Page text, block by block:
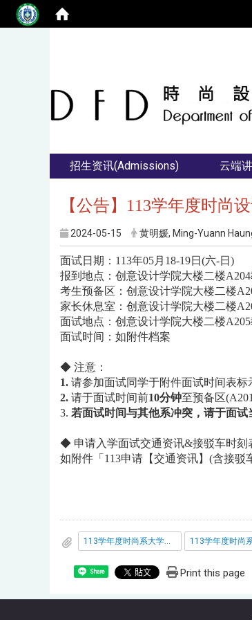
招生资讯(Admissions) 云端
【公告】113学年度时尚
2024-05-15 黄明媛, Ming-Yuann
面试日期： 113年05月 18-19日 (六-日 )
报到地点： 创意设计学院大楼二楼A204
考生预备区：创意设计学院大楼二楼
家长休息室 ：创意设计学院大楼二楼
面试地点：创意设计学院大楼二楼A205
面试时间：如附件档案
◆ 注意：
1. 请参加面试同学于附件面试时间表标
2. 请于面试时间前10分钟至预备区
3. 若面试时间与其他系冲突，请于面试
◆ 申请入学面试交通资讯&接驳车时刻
如附件「 113申请【交通资讯】 (含接驳
113学年度时尚系大学个人申请入学面试时间表_113-05-18_.pdf
Share Print this page